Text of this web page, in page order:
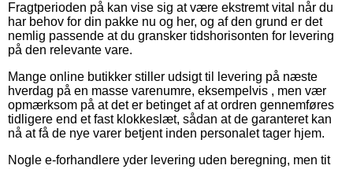
Fragtperioden på kan vise sig at være ekstremt vital når du
har behov for din pakke nu og her, og af den grund er det
nemlig passende at du gransker tidshorisonten for levering
på den relevante vare.
Mange online butikker stiller udsigt til levering på næste
hverdag på en masse varenumre, eksempelvis , men vær
opmærksom på at det er betinget af at ordren gennemføres
tidligere end et fast klokkeslæt, sådan at de garanteret kan
nå at få de nye varer betjent inden personalet tager hjem.
Nogle e-forhandlere yder levering uden beregning, men tit